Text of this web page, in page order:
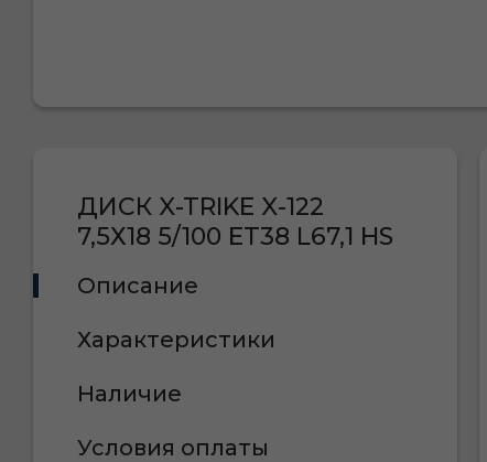
ДИСК X-TRIKE X-122
7,5Х18 5/100 ET38 L67,1 HS
Описание
Характеристики
Наличие
Условия оплаты